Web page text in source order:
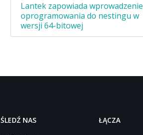
Lantek zapowiada wprowadzenie
oprogramowania do nestingu w
wersji 64-bitowej
ŚLEDŹ NAS ‎ŁĄCZA